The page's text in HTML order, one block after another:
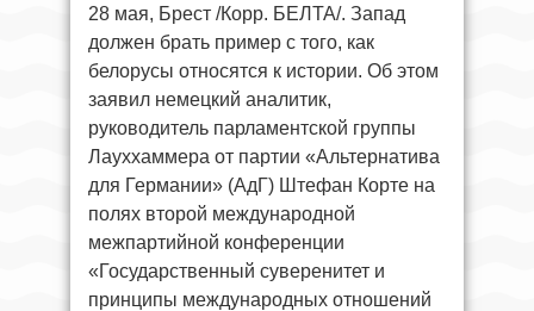
28 мая, Брест /Корр. БЕЛТА/. Запад
должен брать пример с того, как
белорусы относятся к истории. Об этом
заявил немецкий аналитик,
руководитель парламентской группы
Лауххаммера от партии «Альтернатива
для Германии» (АдГ) Штефан Корте на
полях второй международной
межпартийной конференции
«Государственный суверенитет и
принципы международных отношений